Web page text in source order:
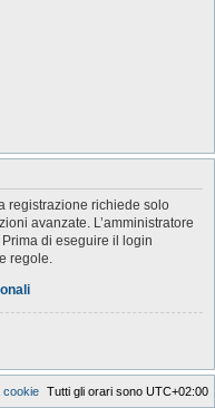
registrazione richiede solo
avanzate. L’amministratore
di eseguire il login
regole.
Tutti gli orari sono UTC+02:00
cookie